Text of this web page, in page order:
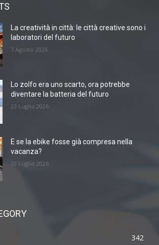
La creatività in città: le città creative sono i
laboratori del futuro
7 Agosto 2026
Lo zolfo era uno scarto, ora potrebbe
diventare la batteria del futuro
23 Luglio 2026
E se la ebike fosse già compresa nella
vacanza?
20 Luglio 2026
342